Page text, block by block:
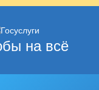
на всё